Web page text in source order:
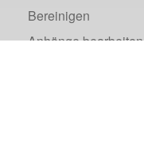
Bereinigen
Anhänge bearbeiten